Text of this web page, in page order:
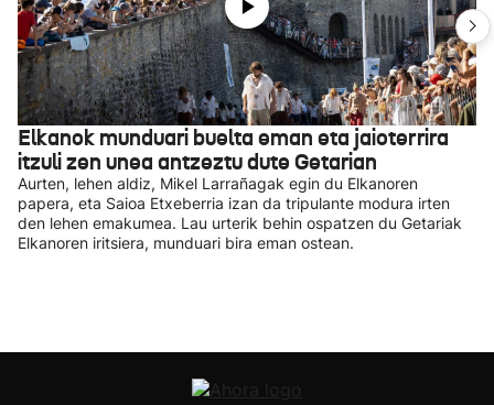
Elkanok munduari buelta eman eta jaioterrira
itzuli zen unea antzeztu dute Getarian
Aurten, lehen aldiz, Mikel Larrañagak egin du Elkanoren
papera, eta Saioa Etxeberria izan da tripulante modura irten
den lehen emakumea. Lau urterik behin ospatzen du Getariak
Elkanoren iritsiera, munduari bira eman ostean.